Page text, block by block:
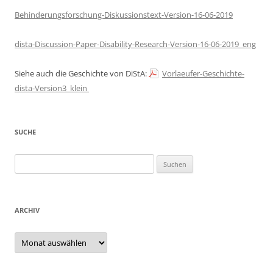
Behinderungsforschung-Diskussionstext-Version-16-06-2019
dista-Discussion-Paper-Disability-Research-Version-16-06-2019_eng
Siehe auch die Geschichte von DiStA:
Vorlaeufer-Geschichte-
dista-Version3_klein
SUCHE
nach:
ARCHIV
Archiv